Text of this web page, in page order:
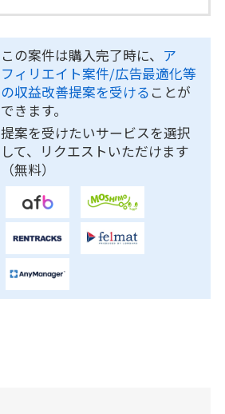
この案件は購入完了時に、 ア
フィリエイト案件/広告最適化等
の収益改善提案を受ける ことが
できます。
提案を受けたいサービスを選択
して、リクエストいただけます
（無料）